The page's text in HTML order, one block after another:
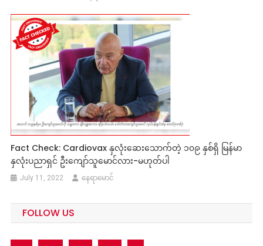
Fact Check: Cardiovax နှလုံးဆေးသောက်တဲ့ ၁၀၉ နှစ်ရှိ မြန်မာ
နှလုံးပညာရှင် ဦးကျော်သူမောင်လား-မဟုတ်ပါ
July 11, 2022 နေရာမောင်
FOLLOW US